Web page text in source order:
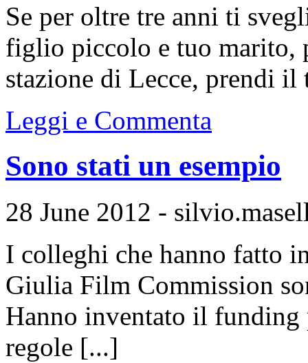
Se per oltre tre anni ti
figlio piccolo e tuo marito,
stazione di Lecce, prendi
Leggi e Commenta
Sono stati un esempio
28 June 2012 -
I colleghi che hanno fatto
Giulia Film Commission
Hanno inventato il
regole [...]